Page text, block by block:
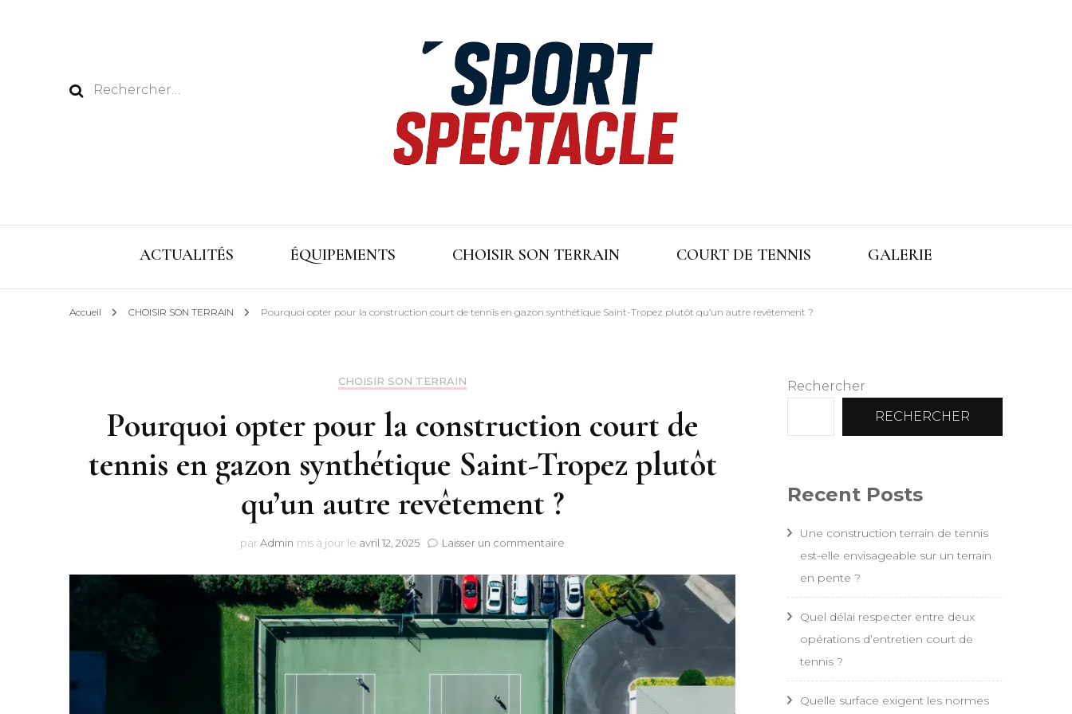
Rechercher :
ACTUALITÉS ÉQUIPEMENTS CHOISIR SON TERRAIN COURT DE TENNIS GALERIE
Accueil CHOISIR SON TERRAIN Pourquoi opter pour la construction court de tennis en gazon synthétique Saint-Tropez plutôt qu’un autre revêtement ?
CHOISIR SON TERRAIN
Pourquoi opter pour la construction court de
tennis en gazon synthétique Saint-Tropez plutôt
qu’un autre revêtement ?
par Admin mis à jour le avril 12, 2025 Laisser un commentaire
opter
pour
la
construction
court
de
tennis
en
gazon
Rechercher
RECHERCHER
Recent Posts
Une construction terrain de tennis
est-elle envisageable sur un terrain
en pente ?
Quel délai respecter entre deux
opérations d’entretien court de
tennis ?
Quelle surface exigent les normes